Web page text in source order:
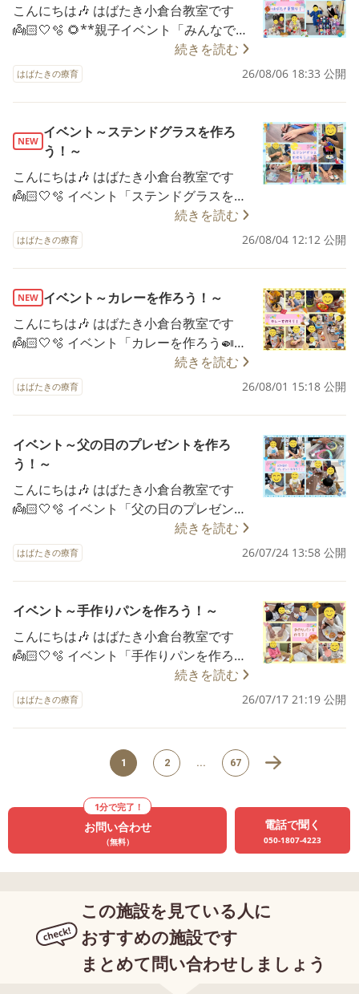
こんにちは🎶 はばたき小倉台教室です
👼🏻🤍🫧 🌻**親子イベント「みんなで夏
ント「みんなで夏祭りを楽しもう」を開
催しました😊✨ 会場には子どもたちの元
気な声と笑顔があふれ、夏らしい楽しい
時間がスタート🎶 保護者の方と一緒にゲ
ームや製作、食べ物コーナーなど、さま
ざまなブースを回りながら夏祭りを満喫
しました🍧✨ ゲームコーナーでは、「や
ったー！」「もう一回やりたい！」と大
盛り上がり🎯💕 親子で協力しながら挑戦
する姿や、「できた！」と嬉しそうに笑
夢中になる子どもたち🎨✨ 「これかわい
い！」「ママ見て！」と、完成した作品
を嬉しそうに見せる姿がとても微笑まし
いしいね！」「次は何食べよう？」と親
子で会話を楽しみながら、笑顔いっぱい
で過ごす様子が見られました🍿🍹💕 会場
では、お友だち同士で声を掛け合った
り、先生や保護者の方と交流したりと、
たくさんの温かい関わりが生まれていま
した😊✨ 保護者の皆様ともゆっくりお話
しすることができ、お子さまたちの成長
を一緒に感じられる、とても貴重な時間
となりました🌷 親子で笑顔いっぱいの思
になりました🎐✨ ご参加いただいた皆
様、本当にありがとうございました😊💖
🌟親子イベントで育まれる力🌟 ✔ 親子の
ふれあい・安心感 ✔ コミュニケーション
力 ✔ 社会性（お友だちや大人との関わ
り） ✔ 挑戦する気持ち・達成感 ✔ 季節の
行事を楽しむ心 ✔ 自己肯定感（笑顔や
がら、ご家族みなさまで楽しんでいただ
けるイベントを企画してまいります🌸✨
今後とも、はばたき小倉台教室をよろし
くお願いいたします😊🍀 ＝＝＝＝＝＝＝
＝＝＝＝＝＝＝＝＝＝＝＝＝＝＝ ◾平日、
〈個別･集団療育〉 ◾土曜日、祝日〈外出･
クッキング･イベント行事等〉 子ども達の
ながら個々のお困り事に合わせた療育を
行っていますので、 お気軽に見学･体験会
お待ちしております☺ また、保育士･児童
指導員･児童発達支援管 等募集しておりま
続きを読む
はばたきの療育 26/08/06 18:33 公開
NEW
イベント～ステンドグラスを作ろ
う！～
こんにちは🎶 はばたき小倉台教室です
👼🏻🤍🫧 イベント「ステンドグラスを作
ろう！🎋✨」の様子をご紹介します😊 今
回は、七夕にちなんだ織姫と彦星のステ
ンドグラスを作りました🌟 はじまりの会
では、自己紹介や七夕のお話をした後、
制作の流れをみんなで確認しました。 自
己紹介のテーマは「大きくなったらなり
たいもの」です🎤✨ 「幼稚園の先生にな
りたいです！」「ケーキ屋さんになりた
い！」など、それぞれの夢を嬉しそうに
発表してくれました😊 まずは、織姫と彦
水をかけて色をにじませました。 紙に模
様を写し取ると、「きれい！」「色が混
ざった！」と、色の変化を楽しむ姿が見
られました🌈✨ 次は、段ボールの土台に
毛糸を巻き付け、アルミホイルで包んで
星飾りを作りました🌟 毛糸が外れないよ
うに手で押さえたり、星の形を意識して
整えたりと、先生のお話をよく聞きなが
ら丁寧に進めることができました。 最後
は、織姫と彦星のお顔や着物を貼り合わ
せ、星飾りと一緒に組み立てました🎋
「にこにこの顔にする！」「ここに貼ろ
うかな？」と、自分なりに工夫しながら
仕上げています😊 完成すると、「でき
の笑顔を見せてくれました💖 色のにじみ
や素材の感触を楽しみながら、世界にひ
とつだけの素敵な七夕飾りを作ることが
細運動（描く・巻く・貼る） ✔ 色や素材
への興味 ✔ 創造力・表現力 ✔ 手順を理解
して進める力 ✔ 集中力・持続力 ✔ 自己肯
定感（完成した達成感） これからも、季
触れられる制作活動を楽しんでいきたい
と思います😊🌸 ＝＝＝＝＝＝＝＝＝＝＝
＝＝＝＝＝＝＝＝＝＝＝ ◾平日、〈個別･
集団療育〉 ◾土曜日、祝日〈外出･クッキ
続きを読む
はばたきの療育 26/08/04 12:12 公開
NEW イベント～カレーを作ろう！～
こんにちは🎶 はばたき小倉台教室です
👼🏻🤍🫧 イベント「カレーを作ろう🍛」
物から調理まで、みんなで力を合わせて
カレー作りに挑戦しました😊 まずはイコ
アスへ食材のお買い物に出発🛒 お店での
お約束を確認した後、お友だちや先生と
手をつなぎながら食材を探しました。
「カレーには何が入っているかな？」
「にんじんあった！」と、必要な材料を
考えながら楽しくお買い物することがで
の流れや調理中のお約束を確認し、いよ
一緒にスケッパーを使って切ったりしま
した。 「手を切らないように気をつけな
きゃ！」と手元をよく見ながら、慎重に
取り組む姿が見られました☺️ 「次はこ
れ？」と手順を確認しながら、意欲的に
参加する様子もとても素敵でした✨ 切っ
た食材をお鍋に入れて炒めると、「じ
ゅ〜じゅ〜音がする！」「いい匂い！」
と興味津々👀 音や香り、食材の変化を感
ーを入れる際には、お鍋の近くからそっ
と入れ、安全にも気をつけて取り組むこ
とができました。 煮込んでいる間は、
い姿も見られました🍛💖 完成後は、みん
なで「いただきます！」✨ 「おいし
い！」「たくさん食べられる！」と笑顔
で食べ、自分たちで作ったカレーを嬉し
そうに味わっていました😊 食材を選ぶと
続きを読む
はばたきの療育 26/08/01 15:18 公開
イベント～父の日のプレゼントを作ろ
う！～
こんにちは🎶 はばたき小倉台教室です
👼🏻🤍🫧 イベント「父の日のプレゼント
制作👔✨」の様子をご紹介します😊💙 も
うすぐ父の日✨ 大好きなお父さんへ「あ
りがとう」の気持ちを込めて、世界にひ
とつだけのプレゼント作りに挑戦しまし
た🎁💖 はじまりの会では、日付や今日の
予定を確認したあと、自己紹介を行いま
した🎶 今回は「お父さんの好きなとこ
ろ」を発表しています😊 「笑ったときの
顔が好き！」「一緒に遊んでくれるとこ
ろ！」など、それぞれが照れながらも嬉
気で活動がスタートしました🌼 まずは、
白い粘土に好きな色を混ぜるところから
スタート🎨✨ 「黒にする！」「青もいい
な〜！」と、自分で好きな色を選び、両
手でこねこね😊 少しずつ色が変わってい
く様子を見て、「すごい！」「全部同じ
色になった！」と目を輝かせながら楽し
ったら、粘土を細長く伸ばして輪になる
ように繋げて、プレゼントの土台を作っ
ていきます🌈 「切れないように…」「丸
くなった！」と形を整えながら、最後ま
続きを読む
はばたきの療育 26/07/24 13:58 公開
イベント～手作りパンを作ろう！～
こんにちは🎶 はばたき小倉台教室です
👼🏻🤍🫧 イベント「手作りパンを作ろう
🍞💕」の様子をご紹介します✨ 今回は、
自分だけのオリジナルパン作りに挑戦し
ました😊🎶 「今日はパンを作るんだよ
ね！」「どんなパンにしようかな〜？」
と、始まる前から楽しみにしている子ど
ですか？」をテーマに自己紹介を行いま
した🥐✨ 「クリームパンです！」と元気
よく発表してくれるお友だちもいて、お
ずはワークシートを使って、どんなパン
を作るか考えます🖍️✨ ケチャップやマヨ
ネーズ、ツナやハム、枝豆、コーンなど
の具材を見ながら、「ケチャップを塗っ
続きを読む
はばたきの療育 26/07/17 21:19 公開
1 2 ... 67
1分で完了！
お問い合わせ
（無料）
電話で聞く
050-1807-4223
この施設を見ている人に
おすすめの施設です
まとめて問い合わせしましょう